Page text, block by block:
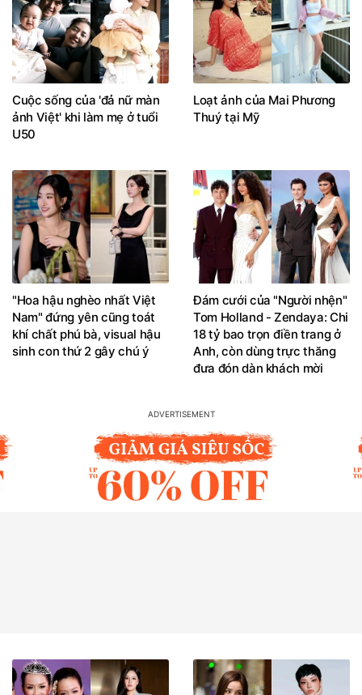
Cuộc sống của 'đả nữ màn
ảnh Việt' khi làm mẹ ở tuổi
U50
Loạt ảnh của Mai Phương
Thuý tại Mỹ
"Hoa hậu nghèo nhất Việt
Nam" đứng yên cũng toát
khí chất phú bà, visual hậu
sinh con thứ 2 gây chú ý
Đám cưới của "Người nhện"
Tom Holland - Zendaya: Chi
18 tỷ bao trọn điền trang ở
Anh, còn dùng trực thăng
đưa đón dàn khách mời